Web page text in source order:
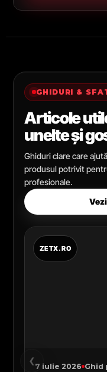
GHIDURI &
Articole
unelte și
Ghiduri clare care
produsul potrivit
profesionale.
‹ 7 iulie 2026 Ghid